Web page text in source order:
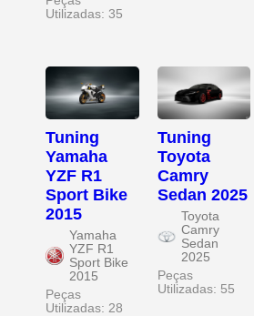
Utilizadas: 35
Tuning
Yamaha
YZF R1
Sport Bike
2015
Yamaha
YZF R1
Sport Bike
2015
Peças
Utilizadas: 28
Tuning
Toyota
Camry
Sedan 2025
Toyota
Camry
Sedan
2025
Peças
Utilizadas: 55